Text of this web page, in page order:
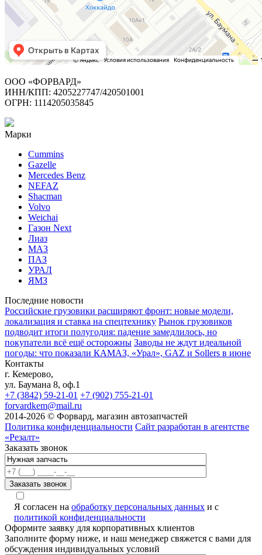
ООО «ФОРВАРД»
ИНН/КПП: 4205227747/420501001
ОГРН: 1114205035845
Марки
Cummins
Gazelle
Mercedes Benz
NEFAZ
Shacman
Volvo
Weichai
Газон Next
Лиаз
МАЗ
ПАЗ
УРАЛ
ЯМЗ
Последние новости
Российские грузовики расширяют фронт: новые модели,
локализация и ставка на спецтехнику Рынок грузовиков
подводит итоги полугодия: падение замедлилось, но
покупатели всё ещё осторожны Заводы не ждут идеальной
погоды: что показали КАМАЗ, «Урал», GAZ и Sollers в июне
Контакты
г. Кемерово,
ул. Баумана 8, оф.1
+7 (3842) 59-21-01 +7 (902) 755-21-01
forvardkem@mail.ru
2014-2026 © Форвард, магазин автозапчастей
Политика конфиденциальности Сайт разработан в агентстве
«Резалт»
Заказать звонок
Я согласен на обработку персональных данных и с
политикой конфиденциальности
Оформите заявку для корпоративных клиентов
Заполните форму ниже, и наш менеджер свяжется с вами для
обсуждения индивидуальных условий